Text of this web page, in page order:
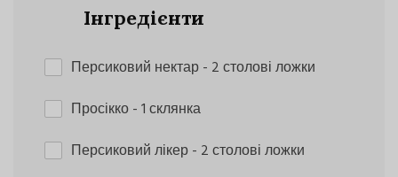
Інгредієнти
Персиковий нектар- 2 столові ложки
Просікко- 1 склянка
Персиковий лікер- 2 столові ложки